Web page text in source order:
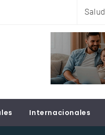
Salud
Internacionales